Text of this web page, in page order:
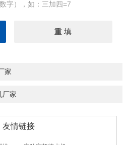
字），如：三加四=7
家
厂家
友情链接